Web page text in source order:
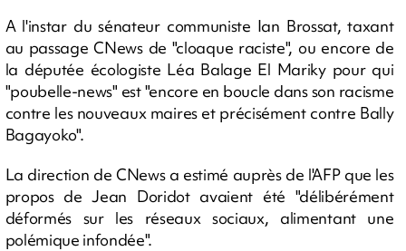
A l'instar du sénateur communiste Ian Brossat, taxant
au passage CNews de "cloaque raciste", ou encore de
la députée écologiste Léa Balage El Mariky pour qui
"poubelle-news" est "encore en boucle dans son racisme
contre les nouveaux maires et précisément contre Bally
Bagayoko".
La direction de CNews a estimé auprès de l'AFP que les
propos de Jean Doridot avaient été "délibérément
déformés sur les réseaux sociaux, alimentant une
polémique infondée".